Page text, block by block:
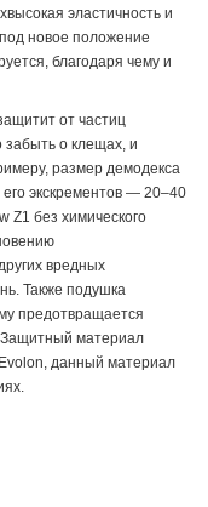
эластичность и
новое положение
благодаря чему и
от частиц
забыть о клещах, и
размер демодекса
экскрементов — 20–40
Z1 без химического
вредных
Также подушка
предотвращается
Защитный материал
данный материал